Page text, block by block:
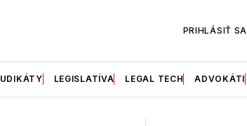
PRIHLÁSIŤ SA
LEGISLATÍVA LEGAL TECH ADVOKÁTI